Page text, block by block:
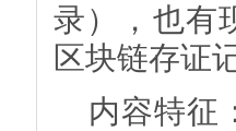
录），也有
区块链存证
内容特征